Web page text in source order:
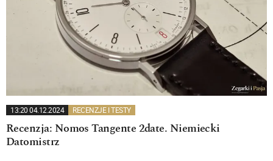
13:20 04.12.2024 RECENZJE I TESTY
Recenzja: Nomos Tangente 2date. Niemiecki
Datomistrz